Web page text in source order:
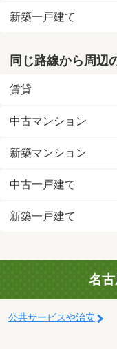
新築一戸建て
同じ路線から周辺
賃貸
中古マンション
新築マンション
中古一戸建て
新築一戸建て
名
公共サービスや治安